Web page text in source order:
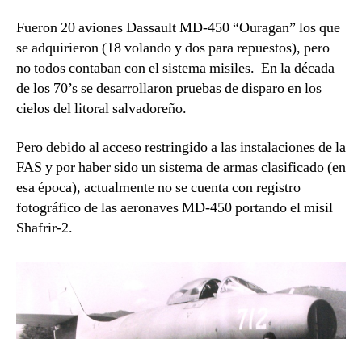
Fueron 20 aviones Dassault MD-450 “Ouragan” los que
se adquirieron (18 volando y dos para repuestos), pero
no todos contaban con el sistema misiles. En la década
de los 70’s se desarrollaron pruebas de disparo en los
cielos del litoral salvadoreño.
Pero debido al acceso restringido a las instalaciones de la
FAS y por haber sido un sistema de armas clasificado (en
esa época), actualmente no se cuenta con registro
fotográfico de las aeronaves MD-450 portando el misil
Shafrir-2.